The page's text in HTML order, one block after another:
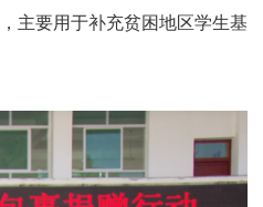
主要用于补充贫困地区学生基